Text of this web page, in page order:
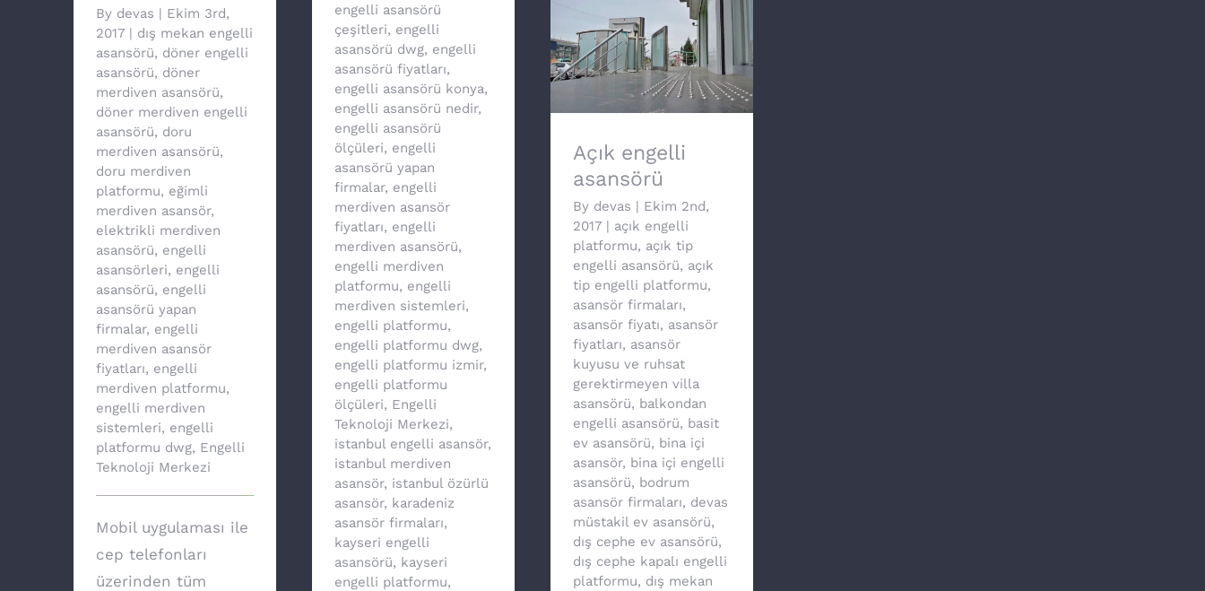
engelli asansörü
çeşitleri, engelli
asansörü dwg, engelli
asansörü fiyatları,
engelli asansörü konya,
engelli asansörü nedir,
engelli asansörü
ölçüleri, engelli
asansörü yapan
firmalar, engelli
merdiven asansör
fiyatları, engelli
merdiven asansörü,
engelli merdiven
platformu, engelli
merdiven sistemleri,
engelli platformu,
engelli platformu dwg,
engelli platformu izmir,
engelli platformu
ölçüleri, Engelli
Teknoloji Merkezi,
istanbul engelli asansör,
istanbul merdiven
asansör, istanbul özürlü
asansör, karadeniz
asansör firmaları,
kayseri engelli
asansörü, kayseri
engelli platformu,
By devas | Ekim 3rd,
2017 | dış mekan engelli
asansörü, döner engelli
asansörü, döner
merdiven asansörü,
döner merdiven engelli
asansörü, doru
merdiven asansörü,
doru merdiven
platformu, eğimli
merdiven asansör,
elektrikli merdiven
asansörü, engelli
asansörleri, engelli
asansörü, engelli
asansörü yapan
firmalar, engelli
merdiven asansör
fiyatları, engelli
merdiven platformu,
engelli merdiven
sistemleri, engelli
platformu dwg, Engelli
Teknoloji Merkezi
Mobil uygulaması ile
cep telefonları
üzerinden tüm
Açık engelli asansörü
Açık engelli
asansörü
By devas | Ekim 2nd,
2017 | açık engelli
platformu, açık tip
engelli asansörü, açık
tip engelli platformu,
asansör firmaları,
asansör fiyatı, asansör
fiyatları, asansör
kuyusu ve ruhsat
gerektirmeyen villa
asansörü, balkondan
engelli asansörü, basit
ev asansörü, bina içi
asansör, bina içi engelli
asansörü, bodrum
asansör firmaları, devas
müstakil ev asansörü,
dış cephe ev asansörü,
dış cephe kapalı engelli
platformu, dış mekan